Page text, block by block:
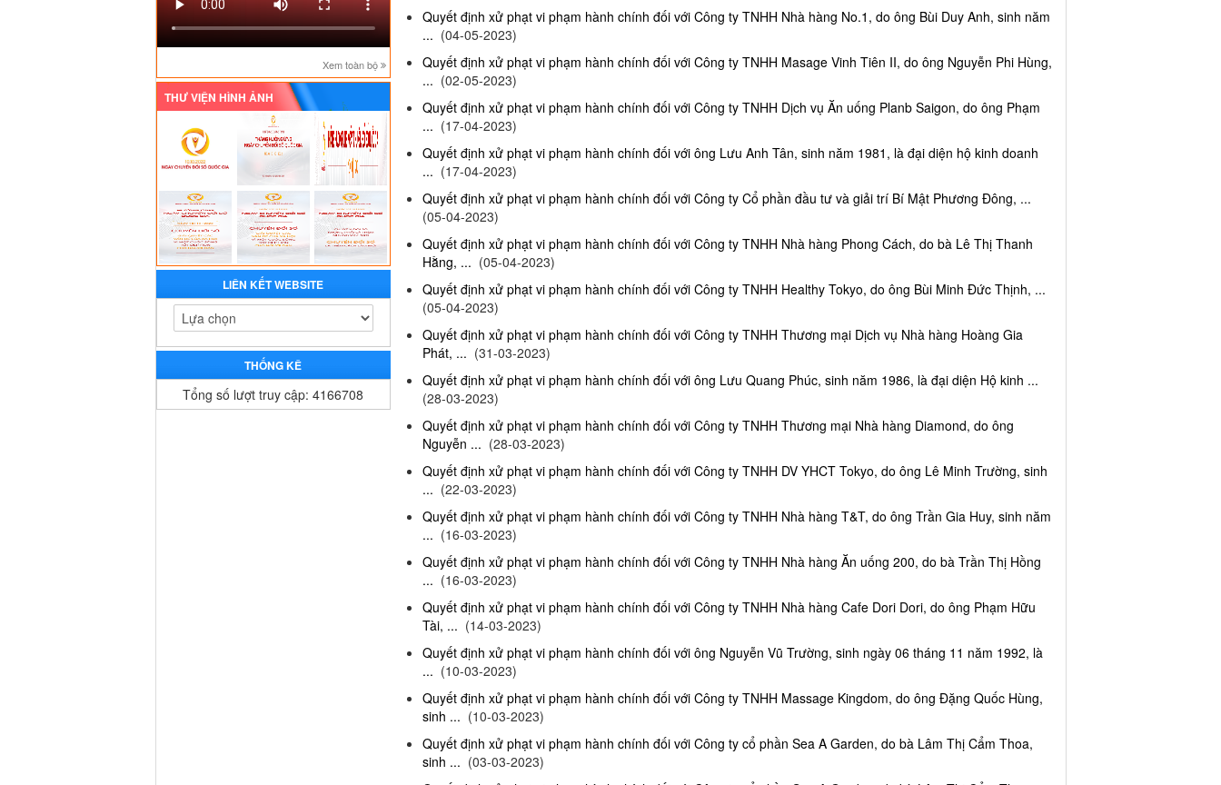
Xem toàn bộ
THƯ VIỆN HÌNH ẢNH
LIÊN KẾT WEBSITE
THỐNG KÊ
Tổng số lượt truy cập: 4166708
Quyết định xử phạt vi phạm hành chính đối với Công ty TNHH Nhà hàng No.1, do ông Bùi Duy Anh, sinh năm
... (04-05-2023)
Quyết định xử phạt vi phạm hành chính đối với Công ty TNHH Masage Vinh Tiên II, do ông Nguyễn Phi Hùng,
... (02-05-2023)
Quyết định xử phạt vi phạm hành chính đối với Công ty TNHH Dịch vụ Ăn uống Planb Saigon, do ông Phạm
... (17-04-2023)
Quyết định xử phạt vi phạm hành chính đối với ông Lưu Anh Tân, sinh năm 1981, là đại diện hộ kinh doanh
... (17-04-2023)
Quyết định xử phạt vi phạm hành chính đối với Công ty Cổ phần đầu tư và giải trí Bí Mật Phương Đông, ...
(05-04-2023)
Quyết định xử phạt vi phạm hành chính đối với Công ty TNHH Nhà hàng Phong Cách, do bà Lê Thị Thanh
Hằng, ... (05-04-2023)
Quyết định xử phạt vi phạm hành chính đối với Công ty TNHH Healthy Tokyo, do ông Bùi Minh Đức Thịnh, ...
(05-04-2023)
Quyết định xử phạt vi phạm hành chính đối với Công ty TNHH Thương mại Dịch vụ Nhà hàng Hoàng Gia
Phát, ... (31-03-2023)
Quyết định xử phạt vi phạm hành chính đối với ông Lưu Quang Phúc, sinh năm 1986, là đại diện Hộ kinh ...
(28-03-2023)
Quyết định xử phạt vi phạm hành chính đối với Công ty TNHH Thương mại Nhà hàng Diamond, do ông
Nguyễn ... (28-03-2023)
Quyết định xử phạt vi phạm hành chính đối với Công ty TNHH DV YHCT Tokyo, do ông Lê Minh Trường, sinh
... (22-03-2023)
Quyết định xử phạt vi phạm hành chính đối với Công ty TNHH Nhà hàng T&T, do ông Trần Gia Huy, sinh năm
... (16-03-2023)
Quyết định xử phạt vi phạm hành chính đối với Công ty TNHH Nhà hàng Ăn uống 200, do bà Trần Thị Hồng
... (16-03-2023)
Quyết định xử phạt vi phạm hành chính đối với Công ty TNHH Nhà hàng Cafe Dori Dori, do ông Phạm Hữu
Tài, ... (14-03-2023)
Quyết định xử phạt vi phạm hành chính đối với ông Nguyễn Vũ Trường, sinh ngày 06 tháng 11 năm 1992, là
... (10-03-2023)
Quyết định xử phạt vi phạm hành chính đối với Công ty TNHH Massage Kingdom, do ông Đặng Quốc Hùng,
sinh ... (10-03-2023)
Quyết định xử phạt vi phạm hành chính đối với Công ty cổ phần Sea A Garden, do bà Lâm Thị Cẩm Thoa,
sinh ... (03-03-2023)